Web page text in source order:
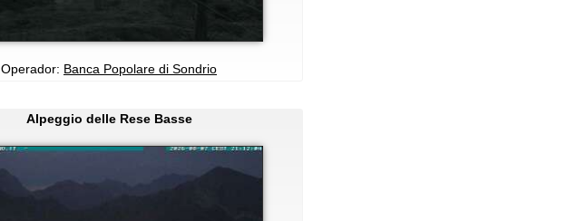
Operador: Banca Popolare di Sondrio
Alpeggio delle Rese Basse